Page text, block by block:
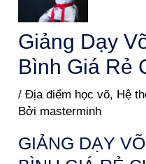
Giảng Dạy
Bình Giá Rẻ
/Địa điểm học võ, Hệ
Bởi masterminh
GIẢNG DẠY